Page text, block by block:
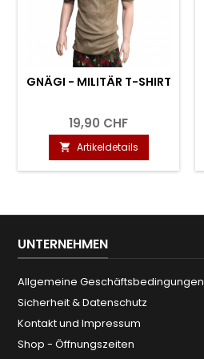
GNÄGI - MILITÄR T-SHIRT
19,90 CHF
 Artikeldetails
UNTERNEHMEN
Allgemeine Geschäftsbedingungen
Sicherheit & Datenschutz
Kontakt und Impressum
Shop - Öffnungszeiten